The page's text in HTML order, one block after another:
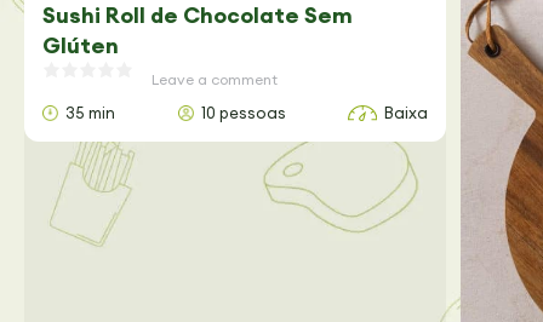
Sushi Roll de Chocolate Sem
Glúten
Leave a comment
35 min 10 pessoas Baixa